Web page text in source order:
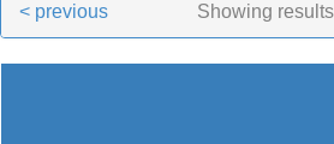
Showing
< previous